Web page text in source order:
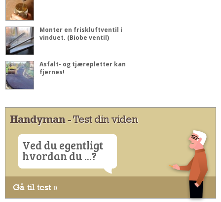
Monter en friskluftventil i
vinduet. (Biobe ventil)
Asfalt- og tjærepletter kan
fjernes!
Handyman- Test din viden
Ved du egentligt
hvordan du ...?
Gå til test »